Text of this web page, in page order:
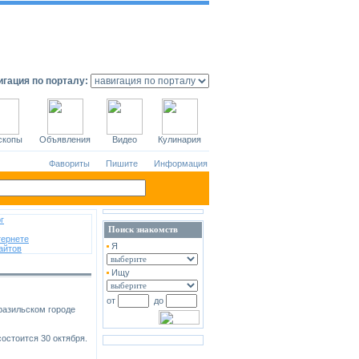
по порталу:
Объявления Видео Кулинария
Фавориты Пишите Информация
городе
30 октября.
Поиск знакомств
Я
Ищу
от до